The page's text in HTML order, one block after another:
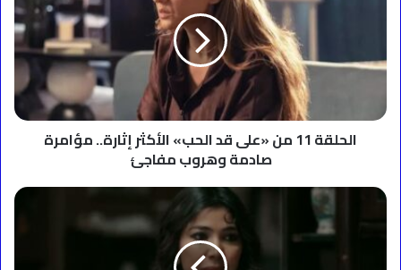
الحب»
مؤامرة
صادمة
الحلقة 11 من «على قد الحب» الأكثر إثارة.. مؤامرة
صادمة وهروب مفاجئ
مها
«مناعة»: